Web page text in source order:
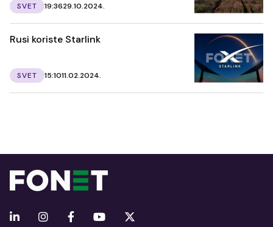
SVET 19:3629.10.2024.
Rusi koriste Starlink
SVET 15:1011.02.2024.